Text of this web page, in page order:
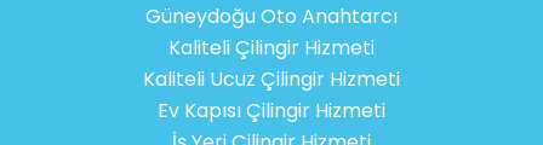
Güneydoğu Oto Anahtarcı
Kaliteli Çilingir Hizmeti
Kaliteli Ucuz Çilingir Hizmeti
Ev Kapısı Çilingir Hizmeti